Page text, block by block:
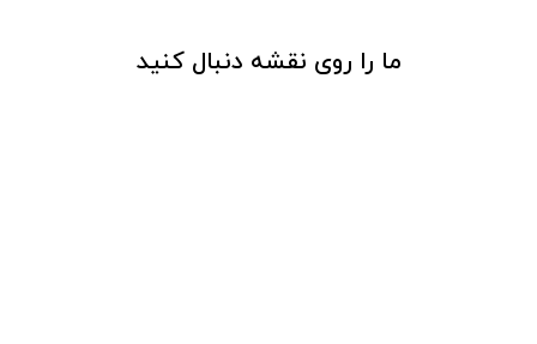
ما را روی نقشه دنبال کنید